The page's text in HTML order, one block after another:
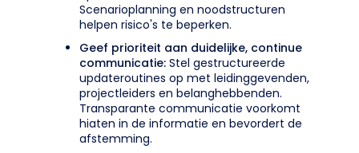
Scenarioplanning en noodstructuren
helpen risico's te beperken.
Geef prioriteit aan duidelijke, continue
communicatie: Stel gestructureerde
updateroutines op met leidinggevenden,
projectleiders en belanghebbenden.
Transparante communicatie voorkomt
hiaten in de informatie en bevordert de
afstemming.